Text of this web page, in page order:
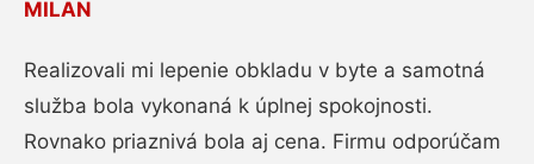
MILAN
Realizovali mi lepenie obkladu v byte a samotná
služba bola vykonaná k úplnej spokojnosti.
Rovnako priaznivá bola aj cena. Firmu odporúčam